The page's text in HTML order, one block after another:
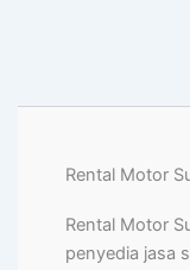
Rental Motor
Rental Motor
penyedia jasa